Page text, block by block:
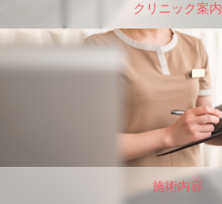
クリニック案内
施術内容